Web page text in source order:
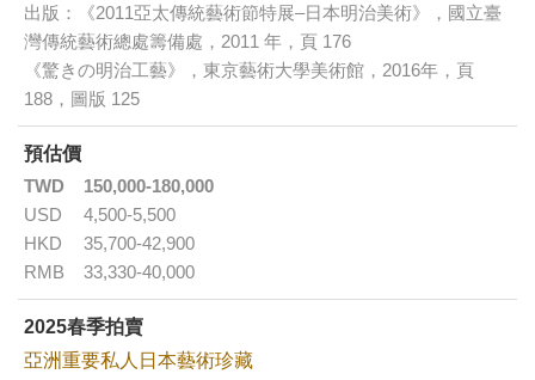
出版：《2011亞太傳統藝術節特展–日本明治美術》，國立臺
灣傳統藝術總處籌備處，2011 年，頁 176
《驚きの明治工藝》，東京藝術大學美術館，2016年，頁
188，圖版 125
預估價
TWD
150,000-180,000
USD
4,500-5,500
HKD
35,700-42,900
RMB
33,330-40,000
2025春季拍賣
亞洲重要私人日本藝術珍藏